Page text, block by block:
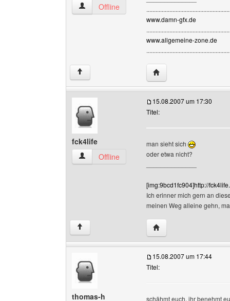
frederik00 Benutzer-Profile anzeigen
Offline
www.damn-gfx.de
www.allgemeine-zone.de
↑ Website dieses
fck4life
fck4life Benutzer-Profile anzeigen
Offline
15.08.2007 um 17:30
Titel:
man sieht sich
oder etwa nicht?
[img:9bcd1fc904]http://
Ich erinner mich gern an
meinen Weg alleine gehn,
↑ Website dieses
thomas-h
15.08.2007 um 17:44
Titel:
schähmt euch, ihr benehmt